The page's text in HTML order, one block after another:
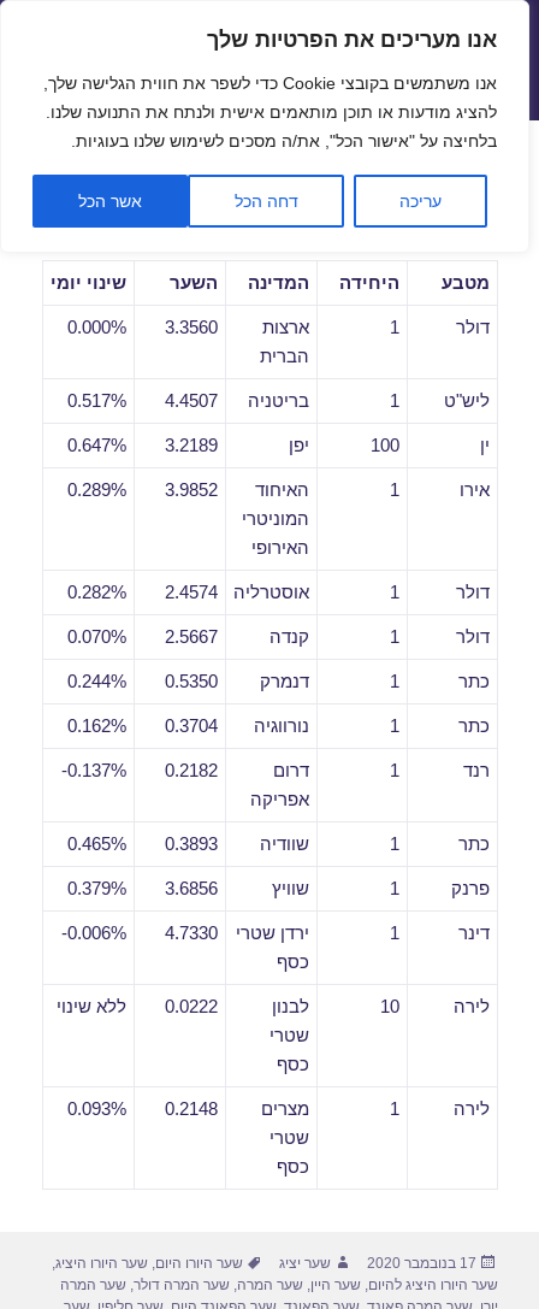
פתח
אנו מעריכים את הפרטיות שלך
אנו משתמשים בקובצי Cookie כדי לשפר את חווית הגלישה שלך,
להציג מודעות או תוכן מותאמים אישית ולנתח את התנועה שלנו.
בלחיצה על "אישור הכל", את/ה מסכים לשימוש שלנו בעוגיות.
עריכה דחה הכל אשר הכל
שערי חליפין יציגים – שער יציג
תפריטים
ווידג'טים
שערי חליפין יומיים לתאריך
17/11/2020
מטבע היחידה המדינה השער שינוי יומי
דולר 1
ארצות
הברית
3.3560
0.000%
ליש"ט 1 בריטניה 4.4507
0.517%
ין 100 יפן 3.2189
0.647%
אירו 1
האיחוד
המוניטרי
האירופי
3.9852
0.289%
דולר 1 אוסטרליה 2.4574
0.282%
דולר 1 קנדה 2.5667
0.070%
כתר 1 דנמרק 0.5350
0.244%
כתר 1 נורווגיה 0.3704
0.162%
רנד 1
דרום
אפריקה
0.2182
0.137%-
כתר 1 שוודיה 0.3893
0.465%
פרנק 1 שוויץ 3.6856
0.379%
דינר 1
ירדן שטרי
כסף
4.7330
0.006%-
לירה 10
לבנון
שטרי
כסף
0.0222 ללא שינוי
לירה 1
מצרים
שטרי
כסף
0.2148
0.093%
פורסם
בתאריך
17 בנובמבר 2020 מחבר
שער יציג תגיות
שער היורו היום,שער היורו היציג,
שער היורו היציג להיום,שער היין,שער המרה,שער המרה דולר,שער המרה